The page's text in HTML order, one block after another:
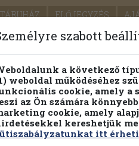
ELŐJEGYZÉS
PILLANATNYI ÁRAINK
Részletes
szabott
a következő
weboldal működéséhez
cookie, amely a
az Ön számára
cookie, amely
kereshetjük
itt